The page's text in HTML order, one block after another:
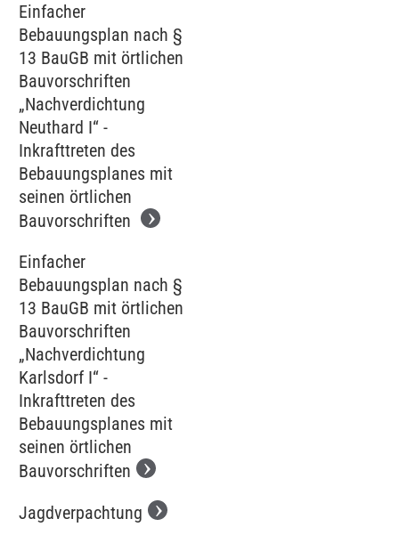
Einfacher
Bebauungsplan nach §
13 BauGB mit örtlichen
Bauvorschriften
„Nachverdichtung
Neuthard I“ -
Inkrafttreten des
Bebauungsplanes mit
seinen örtlichen
Bauvorschriften
Einfacher
Bebauungsplan nach §
13 BauGB mit örtlichen
Bauvorschriften
„Nachverdichtung
Karlsdorf I“ -
Inkrafttreten des
Bebauungsplanes mit
seinen örtlichen
Bauvorschriften
Jagdverpachtung